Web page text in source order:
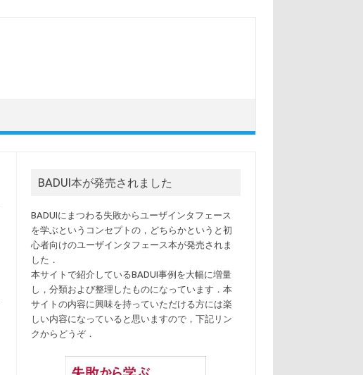
BADUI本が発売されました
BADUIにまつわる失敗からユーザインタフェース
を学ぶというコンセプトの，どちらかというと初
心者向けのユーザインタフェース本が発売されま
した．
本サイトで紹介しているBADUI事例を大幅に増量
し，分類および整理したものになっています．本
サイトの内容に興味を持っていただける方には楽
しい内容になっていると思いますので，下記リン
クからどうぞ．